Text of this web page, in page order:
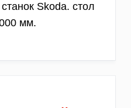
Skoda. стол
мм.